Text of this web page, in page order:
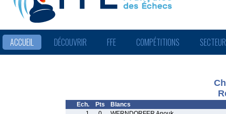
ACCUEIL DÉCOUVRIR FFE COMPÉTITIONS
Ech. Pts
Blancs